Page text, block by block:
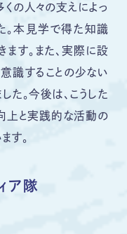
の人々の支えによっ
。本見学で得た知識
す。また、実際に設
識することの少ない
た。今後は、こうした
上と実践的な活動の
す。
ア隊